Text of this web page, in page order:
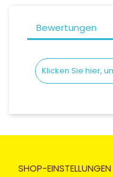
Bewertungen
Klicken Sie hier,
SHOP-EINSTELLUNGEN